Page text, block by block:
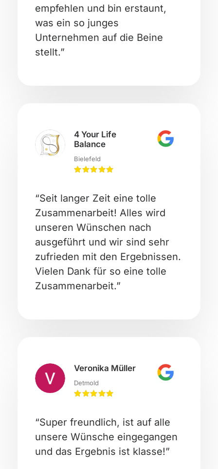
empfehlen und bin erstaunt,
was ein so junges
Unternehmen auf die Beine
stellt.”
4 Your Life
Balance
Bielefeld
“Seit langer Zeit eine tolle
Zusammenarbeit! Alles wird
unseren Wünschen nach
ausgeführt und wir sind sehr
zufrieden mit den Ergebnissen.
Vielen Dank für so eine tolle
Zusammenarbeit.”
Veronika Müller
Detmold
“Super freundlich, ist auf alle
unsere Wünsche eingegangen
und das Ergebnis ist klasse!”